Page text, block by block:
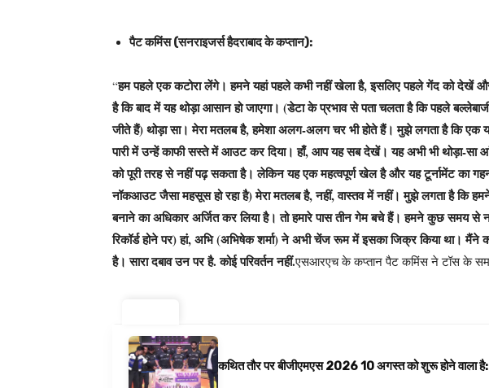
पैट कमिंस (सनराइजर्स हैदराबाद के कप्तान):
“हम पहले एक कटोरा लेंगे। हमने यहां पहले कभी नहीं खेला है, इसलिए पहले गेंद को देखें और
है कि बाद में यह थोड़ा आसान हो जाएगा। (डेटा के प्रभाव से पता चलता है कि पहले
जीते हैं) थोड़ा सा। मेरा मतलब है, हमेशा अलग-अलग चर भी होते हैं। मुझे लगता है कि एक
पारी में उन्हें काफी सस्ते में आउट कर दिया। हाँ, आप यह सब देखें। यह अभी भी थोड़ा-सा
को पूरी तरह से नहीं पढ़ सकता है। लेकिन यह एक महत्वपूर्ण खेल है और यह टूर्नामेंट
नॉकआउट जैसा महसूस हो रहा है) मेरा मतलब है, नहीं, वास्तव में नहीं। मुझे लगता है
बनाने का अधिकार अर्जित कर लिया है। तो हमारे पास तीन गेम बचे हैं। हमने कुछ समय
रिकॉर्ड होने पर) हां, अभि (अभिषेक शर्मा) ने अभी चेंज रूम में इसका जिक्र किया था।
है। सारा दबाव उन पर है. कोई परिवर्तन नहीं.एसआरएच के कप्तान पैट कमिंस ने टॉस के
कथित तौर पर बीजीएमएस 2026 10 अगस्त को शुरू होने वाला